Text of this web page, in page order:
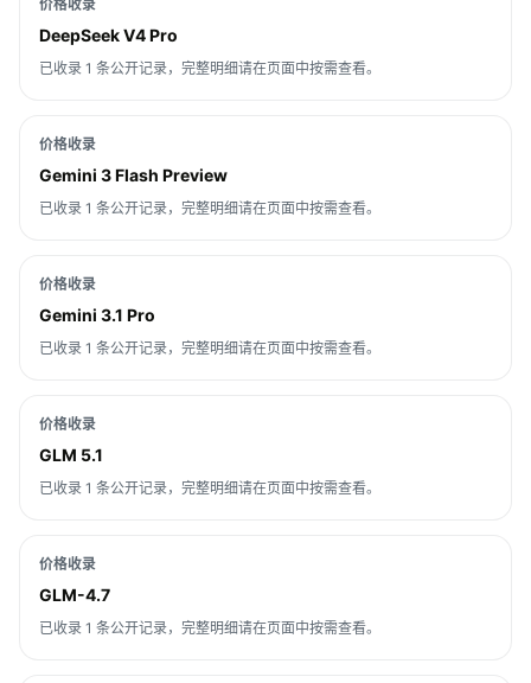
价格收录
DeepSeek V4 Pro
已收录 1 条公开记录，完整明细请在页面中按需查看。
价格收录
Gemini 3 Flash Preview
已收录 1 条公开记录，完整明细请在页面中按需查看。
价格收录
Gemini 3.1 Pro
已收录 1 条公开记录，完整明细请在页面中按需查看。
价格收录
GLM 5.1
已收录 1 条公开记录，完整明细请在页面中按需查看。
价格收录
GLM-4.7
已收录 1 条公开记录，完整明细请在页面中按需查看。